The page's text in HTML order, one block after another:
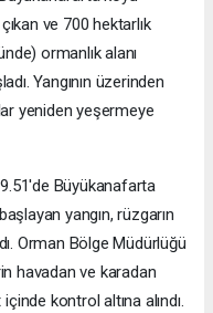
ve 700 hektarlık
ormanlık alanı
Yangının üzerinden
yeniden yeşermeye
Büyükanafarta
yangın, rüzgarın
Orman Bölge Müdürlüğü
havadan ve karadan
kontrol altına alındı.